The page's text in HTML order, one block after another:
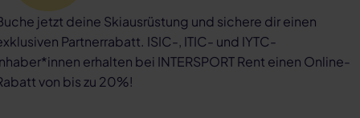
jetzt deine Skiausrüstung und sichere dir einen
Partnerrabatt. ISIC-, ITIC- und IYTC-
erhalten bei INTERSPORT Rent einen Online-
von bis zu 20%!